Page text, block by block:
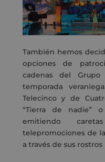
También hemos
opciones de
cadenas del Grupo
temporada veraniega
Telecinco y de
“Tierra de nadie” o
emitiendo
telepromociones de
a travésde sus rostros